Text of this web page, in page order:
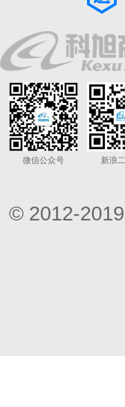
微信公众号 新浪
© 2012-